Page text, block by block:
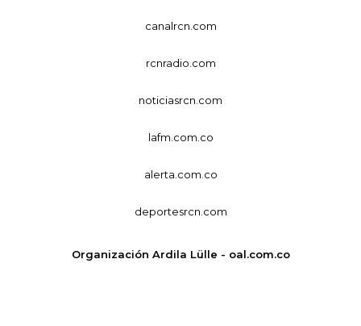
canalrcn.com
rcnradio.com
noticiasrcn.com
lafm.com.co
alerta.com.co
deportesrcn.com
Organización Ardila Lülle - oal.com.co